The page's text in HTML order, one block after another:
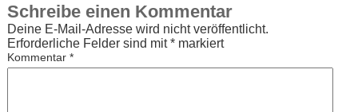
Schreibe einen Kommentar
Deine E-Mail-Adresse wird nicht veröffentlicht.
Erforderliche Felder sind mit*markiert
Kommentar *